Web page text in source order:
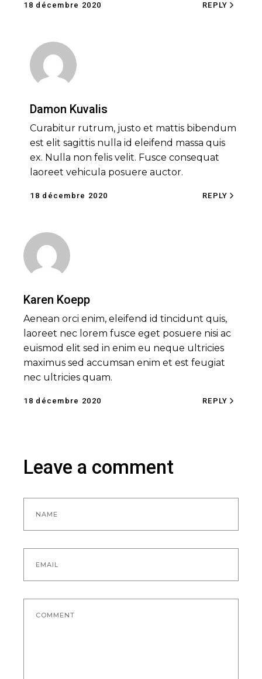
18 décembre 2020 REPLY
Damon Kuvalis
Curabitur rutrum, justo et mattis bibendum
est elit sagittis nulla id eleifend massa quis
ex. Nulla non felis velit. Fusce consequat
laoreet vehicula posuere auctor.
18 décembre 2020 REPLY
Karen Koepp
Aenean orci enim, eleifend id tincidunt quis,
laoreet nec lorem fusce eget posuere nisi ac
euismod elit sed in enim eu neque ultricies
maximus sed accumsan enim et est feugiat
nec ultricies quam.
18 décembre 2020 REPLY
Leave a comment